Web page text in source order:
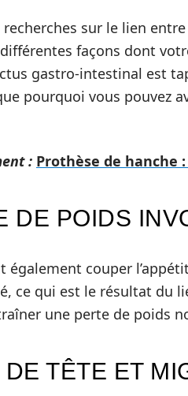
recherches sur le lien
façons dont
gastro-intestinal est
pourquoi vous pouvez
: Prothèse de hanche
DE POIDS
également couper
ce qui est le résultat du
une perte de poids
DE TÊTE ET